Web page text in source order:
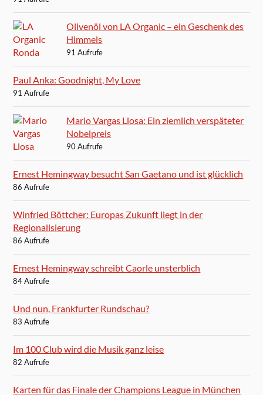
Olivenöl von LA Organic – ein Geschenk des
Himmels
91 Aufrufe
Paul Anka: Goodnight, My Love
91 Aufrufe
Mario Vargas Llosa: Ein ziemlich verspäteter
Nobelpreis
90 Aufrufe
Ernest Hemingway besucht San Gaetano und ist glücklich
86 Aufrufe
Winfried Böttcher: Europas Zukunft liegt in der
Regionalisierung
86 Aufrufe
Ernest Hemingway schreibt Caorle unsterblich
84 Aufrufe
Und nun, Frankfurter Rundschau?
83 Aufrufe
Im 100 Club wird die Musik ganz leise
82 Aufrufe
Karten für das Finale der Champions League in München